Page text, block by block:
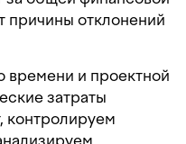
причины отклонений
времени и проектной
затраты
контролируем